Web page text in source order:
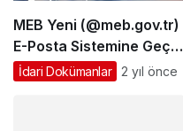
MEB Yeni (@meb.gov.tr)
E-Posta Sistemine Geçiş
POP3 Ayarları
İdari Dokümanlar 2 yıl önce